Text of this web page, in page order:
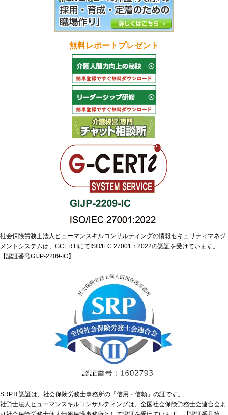
無料レポートプレゼント
社会保険労務士法人ヒューマンスキルコンサルティングの情報セキュリティマネジ
メントシステムは、GCERTIにてISO/IEC 27001：2022の認証を受けています。
【認証番号GIJP-2209-IC】
SRPⅡ認証は、社会保険労務士事務所の「信用・信頼」の証です。
社労士法人ヒューマンスキルコンサルティングは、全国社会保険労務士会連合会よ